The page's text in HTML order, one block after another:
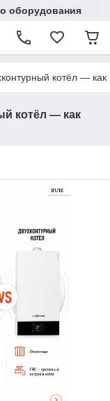
оборудования
котёл —
котёл — как